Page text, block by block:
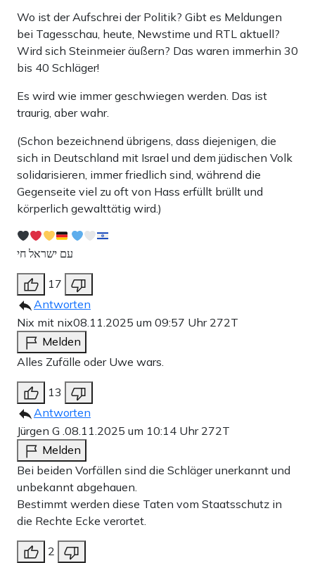
Wo ist der Aufschrei der Politik? Gibt es Meldungen
bei Tagesschau, heute, Newstime und RTL aktuell?
Wird sich Steinmeier äußern? Das waren immerhin 30
bis 40 Schläger!
Es wird wie immer geschwiegen werden. Das ist
traurig, aber wahr.
(Schon bezeichnend übrigens, dass diejenigen, die
sich in Deutschland mit Israel und dem jüdischen Volk
solidarisieren, immer friedlich sind, während die
Gegenseite viel zu oft von Hass erfüllt brüllt und
körperlich gewalttätig wird.)
עם ישראל חי
17
Antworten
Nix mit nix08.11.2025 um 09:57 Uhr 272T
Melden
Alles Zufälle oder Uwe wars.
13
Antworten
Jürgen G . 08.11.2025 um 10:14 Uhr 272T
Melden
Bei beiden Vorfällen sind die Schläger unerkannt und
unbekannt abgehauen.
Bestimmt werden diese Taten vom Staatsschutz in
die Rechte Ecke verortet.
2